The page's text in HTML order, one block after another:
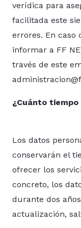
verídica para
facilitada este
errores. En caso
informar a FF
través de este
¿Cuánto
Los datos
conservarán el
ofrecer los
concreto, los
durante dos
actualización,